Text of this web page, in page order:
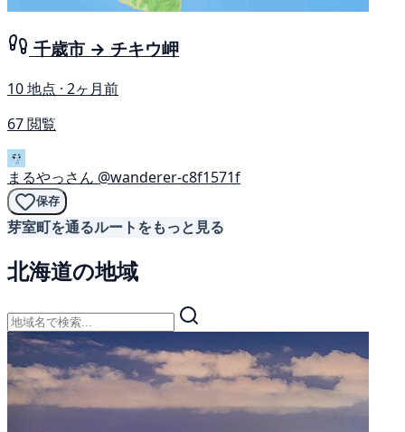
千歳市 → チキウ岬
10 地点 · 2ヶ月前
67 閲覧
まるやっさん @wanderer-c8f1571f
保存
芽室町を通るルートをもっと見る
北海道の地域